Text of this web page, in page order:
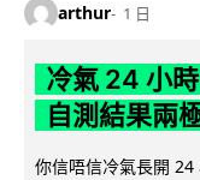
arthur 1 日
冷氣 24 小
自測結果兩
你信唔信冷氣長開